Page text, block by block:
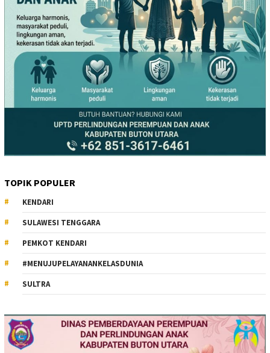
TOPIK POPULER
KENDARI
SULAWESI TENGGARA
PEMKOT KENDARI
#MENUJUPELAYANANKELASDUNIA
SULTRA